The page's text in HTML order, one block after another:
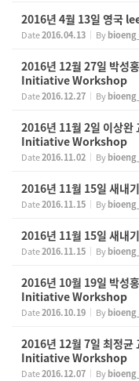
2016년 4월 13일 영국
Date2016.04.13 By
2016년 12월 27일 박성
Initiative Workshop
Date2016.12.27 By
2016년 11월 2일 이상
Initiative Workshop
Date2016.11.02 By
2016년 11월 15일 새내
Date2016.11.15 By
2016년 11월 15일 새내
Date2016.11.15 By
2016년 10월 19일 박성
Initiative Workshop
Date2016.10.19 By
2016년 12월 7일 최정
Initiative Workshop
Date2016.12.07 By